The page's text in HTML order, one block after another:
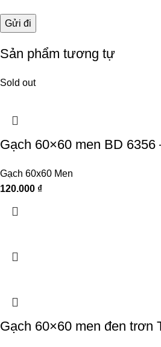
Sản phẩm tương tự
Sold out
Gạch 60×60 men BD 6356
Gạch 60x60 Men
120.000 ₫
Gạch 60×60 men đen trơn